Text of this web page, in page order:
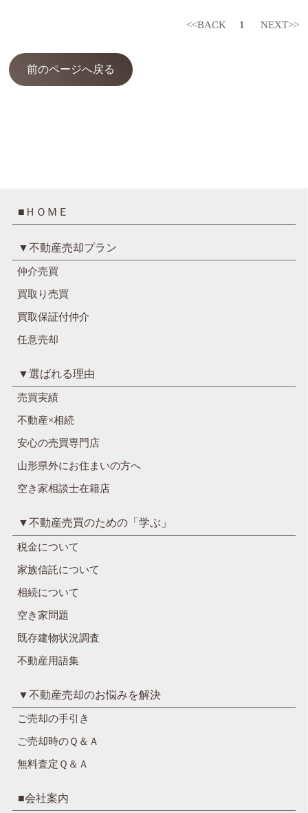
<<BACK 1 NEXT>>
前のページへ戻る
■ＨＯＭＥ
▼不動産売却プラン
仲介売買
買取り売買
買取保証付仲介
任意売却
▼選ばれる理由
売買実績
不動産×相続
安心の売買専門店
山形県外にお住まいの方へ
空き家相談士在籍店
▼不動産売買のための「学ぶ」
税金について
家族信託について
相続について
空き家問題
既存建物状況調査
不動産用語集
▼不動産売却のお悩みを解決
ご売却の手引き
ご売却時のＱ＆Ａ
無料査定Ｑ＆Ａ
■会社案内